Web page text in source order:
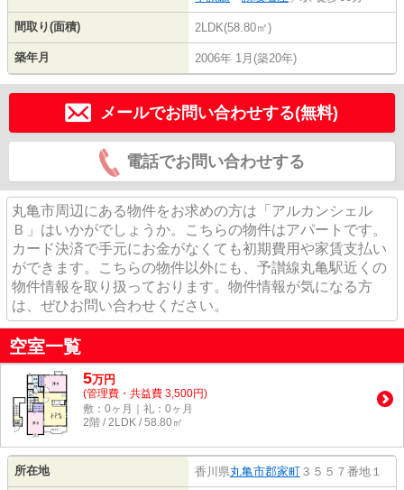
間取り(面積) 2LDK(58.80㎡)
築年月 2006年 1月(築20年)
メールでお問い合わせする(無料)
電話でお問い合わせする
丸亀市周辺にある物件をお求めの方は「アルカンシェル
Ｂ」はいかがでしょうか。こちらの物件はアパートです。
カード決済で手元にお金がなくても初期費用や家賃支払い
ができます。こちらの物件以外にも、予讃線丸亀駅近くの
物件情報を取り扱っております。物件情報が気になる方
は、ぜひお問い合わせください。
空室一覧
5万円
(管理費・共益費 3,500円)
敷：0ヶ月｜礼：0ヶ月
2階 / 2LDK / 58.80㎡
所在地 香川県丸亀市郡家町 ３５５７番地１